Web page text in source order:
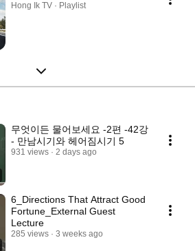
Hong Ik TV · Playlist
무엇이든 물어보세요 -2편 -42강
- 만남시기와 헤어짐시기 5
931 views 2 days ago
6_Directions That Attract Good
Fortune_External Guest
Lecture
285 views 3 weeks ago